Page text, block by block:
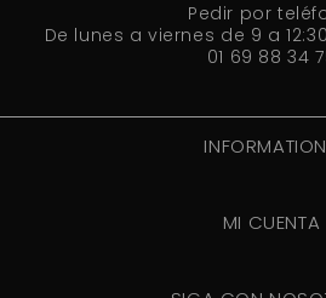
Pedir por
De lunes a viernes de 9 a
01 69 88 34
MI CUENTA